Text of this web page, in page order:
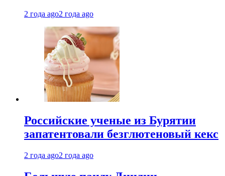
2 года ago2 года ago
Российские ученые из Бурятии
запатентовали безглютеновый кекс
2 года ago2 года ago